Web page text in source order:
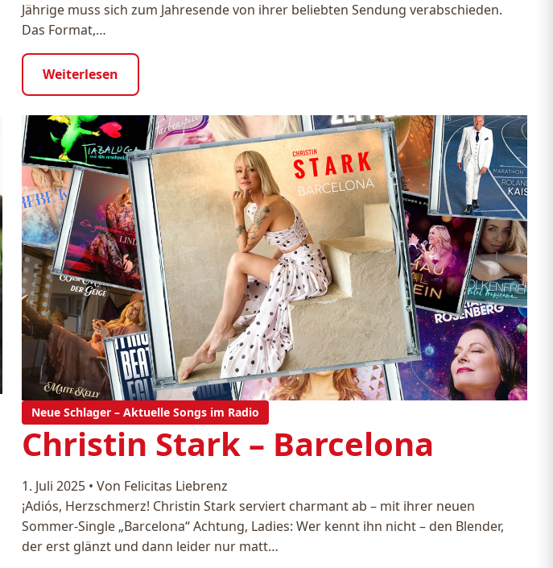
Jährige muss sich zum Jahresende von ihrer beliebten Sendung verabschieden.
Das Format,…
Weiterlesen
Neue Schlager – Aktuelle Songs im Radio
Christin Stark – Barcelona
1. Juli 2025 • Von Felicitas Liebrenz
¡Adiós, Herzschmerz! Christin Stark serviert charmant ab – mit ihrer neuen
Sommer-Single „Barcelona“ Achtung, Ladies: Wer kennt ihn nicht – den Blender,
der erst glänzt und dann leider nur matt…